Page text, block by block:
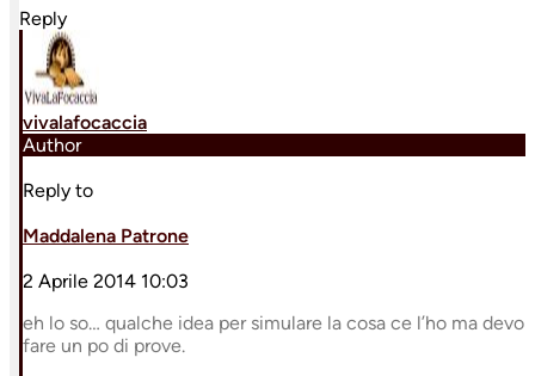
Reply
vivalafocaccia
Author
Reply to
Maddalena Patrone
2 Aprile 2014 10:03
eh lo so… qualche idea per simulare la cosa ce l’ho ma devo
fare un po di prove.